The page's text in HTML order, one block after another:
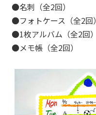
●名刺（全2回）
●フォトケース（全2回）
●1枚アルバム（全2回）
●メモ帳（全2回）